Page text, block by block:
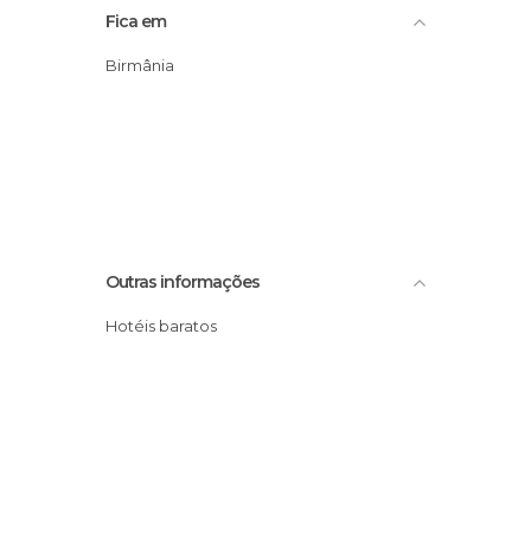
Fica em
Birmânia
Outras informações
Hotéis baratos